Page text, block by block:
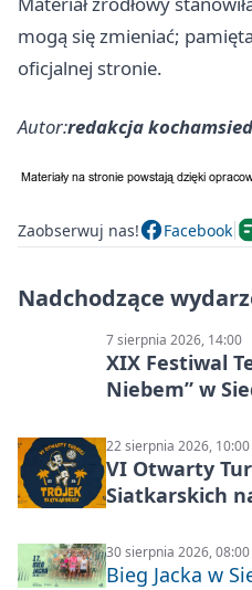
mogą się zmieniać;
oficjalnej stronie.
Autor:redakcja
Zaobserwuj nas! Facebook
Nadchodzące
7 sierpnia 2026, 14:00
XIX Festiwal
Niebem” w
22 sierpnia 2026, 10:00
VI Otwarty
Siatkarskich
30 sierpnia 2026, 08:00
Bieg Jacka w